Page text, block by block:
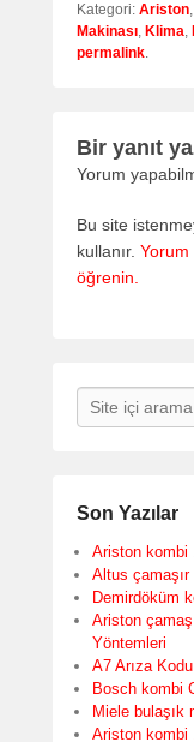
Kategori: Ariston,
Makinası, Klima,
permalink.
Bir yanıt
Yorum
Bu site
kullanır. Yorum
öğrenin.
Search
Son Yazılar
Ariston kombi
Altus
Demirdöküm
Ariston
Yöntemleri
A7 Arıza
Bosch kombi
Miele bulaşık
Ariston kombi